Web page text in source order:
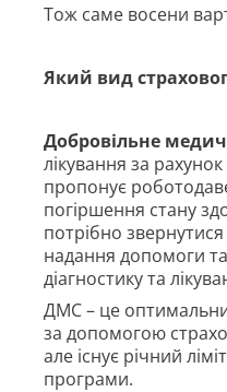
Тож саме восени
Який вид
Добровільне
лікування за
пропонує
погіршення стану
потрібно
надання допомоги
діагностику та
ДМС – це
за допомогою
але існує річний
програми.